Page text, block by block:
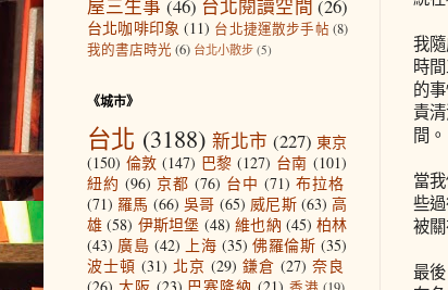
我
時
的
責
間。
當
些
被
最
屋三生事 (46) 台北閱讀空間 (26)
台北咖啡印象 (11) 台北捷運散步手帖 (8)
我的書店時光 (6) 台北小散步 (5)
《城市》
台北 (3188) 新北市 (227) 東京
(150) 倫敦 (147) 巴黎 (127) 台南 (101)
紐約 (96) 京都 (76) 台中 (71) 布拉格
(71) 羅馬 (66) 吳哥 (65) 威尼斯 (63) 高
雄 (58) 伊斯坦堡 (48) 維也納 (45) 柏林
(43) 廣島 (42) 上海 (35) 佛羅倫斯 (35)
波士頓 (31) 北京 (29) 鎌倉 (27) 奈良